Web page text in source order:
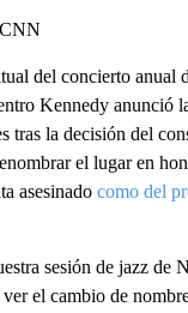
del concierto anual
Kennedy anunció
tras la decisión del
el lugar en
asesinado como del
sesión de jazz de
el cambio de